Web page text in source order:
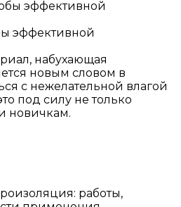
эффективной
набухающая
новым словом в
с нежелательной влагой
под силу не только
новичкам.